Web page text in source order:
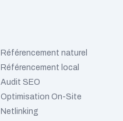
Référencement naturel
Référencement local
Audit SEO
Optimisation On-Site
Netlinking